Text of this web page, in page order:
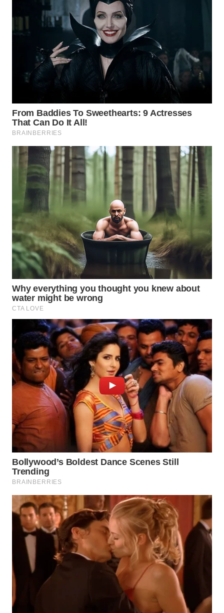
WN
INDRAMAYU
WN
KUNINGAN
WN
WN
SUBANG
WN
SUKABUMI
PURWAKARTA
WN
PRIANGAN
TIMUR
WN
SEMARANG
WN
BOROBUDUR
WN
MADURA
WN
SURABAYA
WN
NATUNA
WN
BINTAN
WN
MANDALIKA
WN
LIKUPANG